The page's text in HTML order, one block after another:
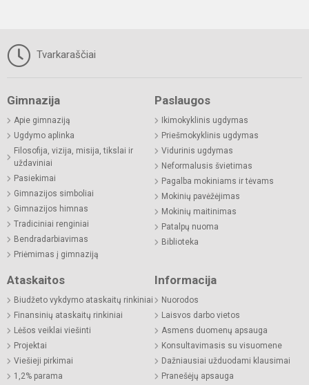
Tvarkaraščiai
Gimnazija
Apie gimnaziją
Ugdymo aplinka
Filosofija, vizija, misija, tikslai ir
uždaviniai
Pasiekimai
Gimnazijos simboliai
Gimnazijos himnas
Tradiciniai renginiai
Bendradarbiavimas
Priėmimas į gimnaziją
Paslaugos
Ikimokyklinis ugdymas
Priešmokyklinis ugdymas
Vidurinis ugdymas
Neformalusis švietimas
Pagalba mokiniams ir tėvams
Mokinių pavėžėjimas
Mokinių maitinimas
Patalpų nuoma
Biblioteka
Ataskaitos
Biudžeto vykdymo ataskaitų rinkiniai
Finansinių ataskaitų rinkiniai
Lėšos veiklai viešinti
Projektai
Viešieji pirkimai
1,2% parama
Informacija
Nuorodos
Laisvos darbo vietos
Asmens duomenų apsauga
Konsultavimasis su visuomene
Dažniausiai užduodami klausimai
Pranešėjų apsauga